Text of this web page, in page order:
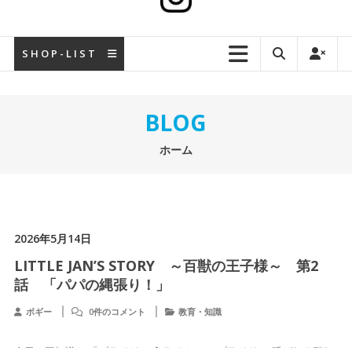
S H O P - L I S T
BLOG
ホーム
2026年5月14日
LITTLE JAN’S STORY ～百獣の王子様～ 第2
話 「パパの縄張り！」
ボギー 0件のコメント 教育・知識